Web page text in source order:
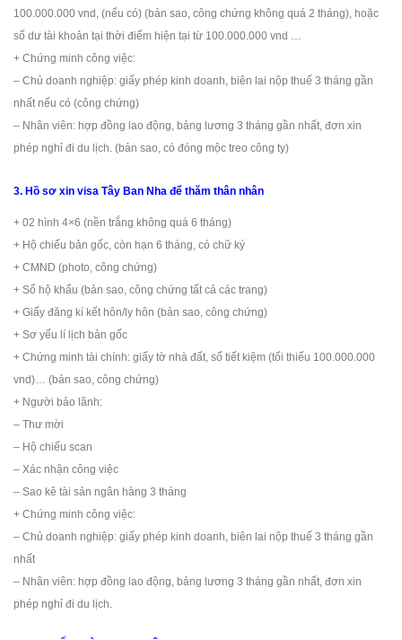
100.000.000 vnd, (nếu có) (bản sao, công chứng không quá 2 tháng), hoặc
số dư tài khoản tại thời điểm hiện tại từ 100.000.000 vnd …
+ Chứng minh công việc:
– Chủ doanh nghiệp: giấy phép kinh doanh, biên lai nộp thuế 3 tháng gần
nhất nếu có (công chứng)
– Nhân viên: hợp đồng lao động, bảng lương 3 tháng gần nhất, đơn xin
phép nghỉ đi du lịch. (bản sao, có đóng mộc treo công ty)
3. Hồ sơ xin visa Tây Ban Nha để thăm thân nhân
+ 02 hình 4×6 (nền trắng không quá 6 tháng)
+ Hộ chiếu bản gốc, còn hạn 6 tháng, có chữ ký
+ CMND (photo, công chứng)
+ Sổ hộ khẩu (bản sao, công chứng tất cả các trang)
+ Giấy đăng kí kết hôn/ly hôn (bản sao, công chứng)
+ Sơ yếu lí lịch bản gốc
+ Chứng minh tài chính: giấy tờ nhà đất, sổ tiết kiệm (tối thiểu 100.000.000
vnd)… (bản sao, công chứng)
+ Người bảo lãnh:
– Thư mời
– Hộ chiếu scan
– Xác nhận công việc
– Sao kê tài sản ngân hàng 3 tháng
+ Chứng minh công việc:
– Chủ doanh nghiệp: giấy phép kinh doanh, biên lai nộp thuế 3 tháng gần
nhất
– Nhân viên: hợp đồng lao động, bảng lương 3 tháng gần nhất, đơn xin
phép nghỉ đi du lịch.